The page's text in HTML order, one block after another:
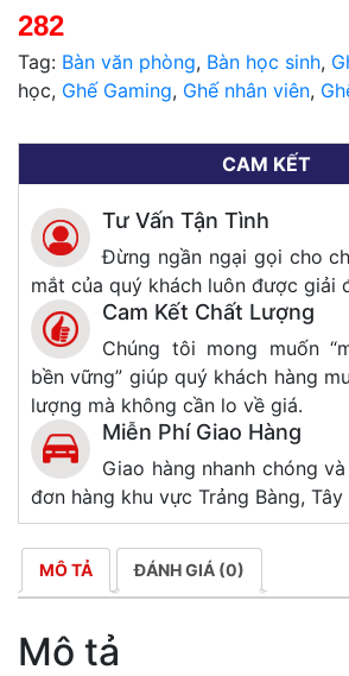
282
Tag: Bàn văn phòng, Bàn học sinh,
học, Ghế Gaming, Ghế nhân viên,
CAM KẾT
Tư Vấn Tận Tình
Đừng ngần ngại gọi cho
mắt của quý khách luôn được giải
Cam Kết Chất Lượng
Chúng tôi mong muốn
bền vững” giúp quý khách hàng
lượng mà không cần lo về giá.
Miễn Phí Giao Hàng
Giao hàng nhanh chóng
đơn hàng khu vực Trảng Bàng, Tây
MÔ TẢ ĐÁNH GIÁ (0)
Mô tả